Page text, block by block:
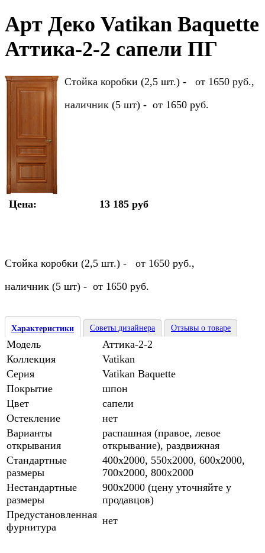
Арт Деко Vatikan Baquette
Аттика-2-2 сапели ПГ
Стойка коробки (2,5 шт.) - от 1650 руб.,
наличник (5 шт) - от 1650 руб.
Цена: 13 185 руб
Стойка коробки (2,5 шт.) - от 1650 руб.,
наличник (5 шт) - от 1650 руб.
Характеристики Советы дизайнера Отзывы о товаре
Модель
Аттика-2-2
Коллекция
Vatikan
Серия
Vatikan Baquette
Покрытие
шпон
Цвет
сапели
Остекление
нет
Варианты
открывания
распашная (правое, левое
открывание), раздвижная
Стандартные
размеры
400х2000, 550х2000, 600х2000,
700х2000, 800х2000
Нестандартные
размеры
900х2000 (цену уточняйте у
продавцов)
Предустановленная
фурнитура
нет